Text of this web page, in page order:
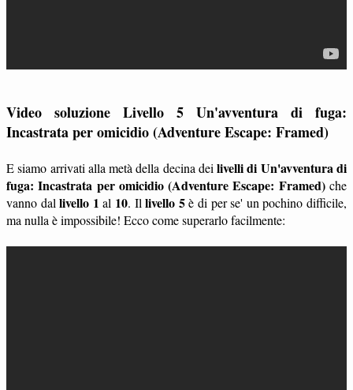
Video soluzione Livello 5 Un'avventura di fuga:
Incastrata per omicidio (Adventure Escape: Framed)
E siamo arrivati alla metà della decina deilivelli di Un'avventura di
fuga: Incastrata per omicidio (Adventure Escape: Framed)che
vanno dallivello 1 al 10. Illivello 5è di per se' un pochino difficile,
ma nulla è impossibile! Ecco come superarlo facilmente: